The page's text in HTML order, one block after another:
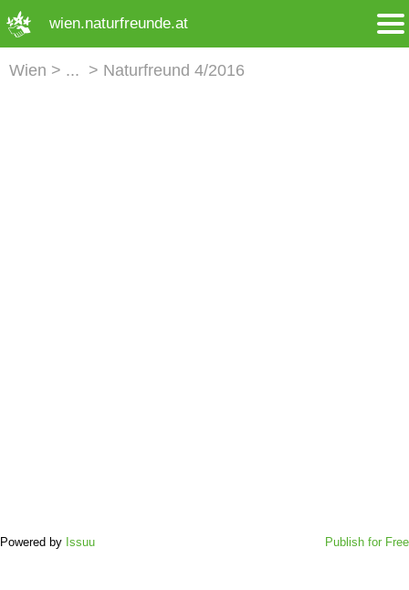
wien.naturfreunde.at
Wien Naturfreund 4/2016
Powered by Issuu Publish for Free